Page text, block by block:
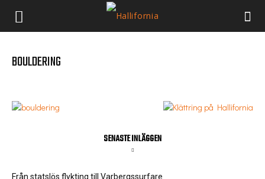
BOULDERING
SENASTE INLÄGGEN
Från statslös flykting till Varbergssurfare